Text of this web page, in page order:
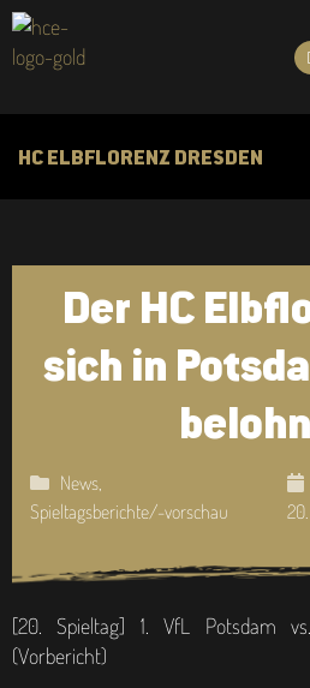
HC ELBFLORENZ DRESDEN
Der HC
sich in
News,
Spieltagsberichte/-vorschau
[20. Spieltag] 1. VfL Potsdam
(Vorbericht)